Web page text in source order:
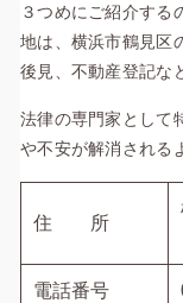
３つめにご紹介する
地は、横浜市鶴見区
後見、不動産登記な
法律の専門家として
や不安が解消される
住 所
電話番号